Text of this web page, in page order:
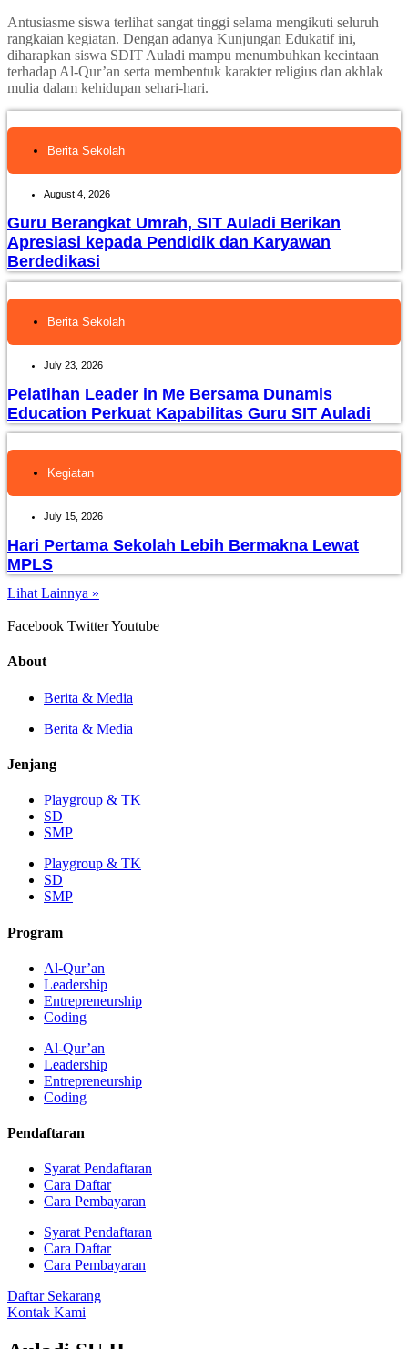
Antusiasme siswa terlihat sangat tinggi selama mengikuti seluruh
rangkaian kegiatan. Dengan adanya Kunjungan Edukatif ini,
diharapkan siswa SDIT Auladi mampu menumbuhkan kecintaan
terhadap Al-Qur’an serta membentuk karakter religius dan akhlak
mulia dalam kehidupan sehari-hari.
Berita Sekolah
August 4, 2026
Guru Berangkat Umrah, SIT Auladi Berikan
Apresiasi kepada Pendidik dan Karyawan
Berdedikasi
Berita Sekolah
July 23, 2026
Pelatihan Leader in Me Bersama Dunamis
Education Perkuat Kapabilitas Guru SIT Auladi
Kegiatan
July 15, 2026
Hari Pertama Sekolah Lebih Bermakna Lewat
MPLS
Lihat Lainnya »
Facebook TwitterYoutube
About
Berita & Media
Berita & Media
Jenjang
Playgroup & TK
SD
SMP
Playgroup & TK
SD
SMP
Program
Al-Qur’an
Leadership
Entrepreneurship
Coding
Al-Qur’an
Leadership
Entrepreneurship
Coding
Pendaftaran
Syarat Pendaftaran
Cara Daftar
Cara Pembayaran
Syarat Pendaftaran
Cara Daftar
Cara Pembayaran
Daftar Sekarang
Kontak Kami